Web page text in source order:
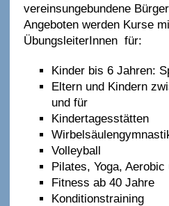
vereinsungebundene
Angeboten werden Kurse
ÜbungsleiterInnen für:
Kinder bis 6 Jahren:
Eltern und Kindern
und für
Kindertagesstätten
Volleyball
Pilates, Yoga,
Fitness ab 40 Jahre
Konditionstraining